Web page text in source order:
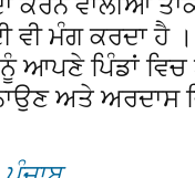
ਵੀ ਮੰਗ ਕਰਦਾ ਹੈ
ਆਪਣੇ ਪਿੰਡਾਂ
ਅਤੇ ਅਰਦਾਸ